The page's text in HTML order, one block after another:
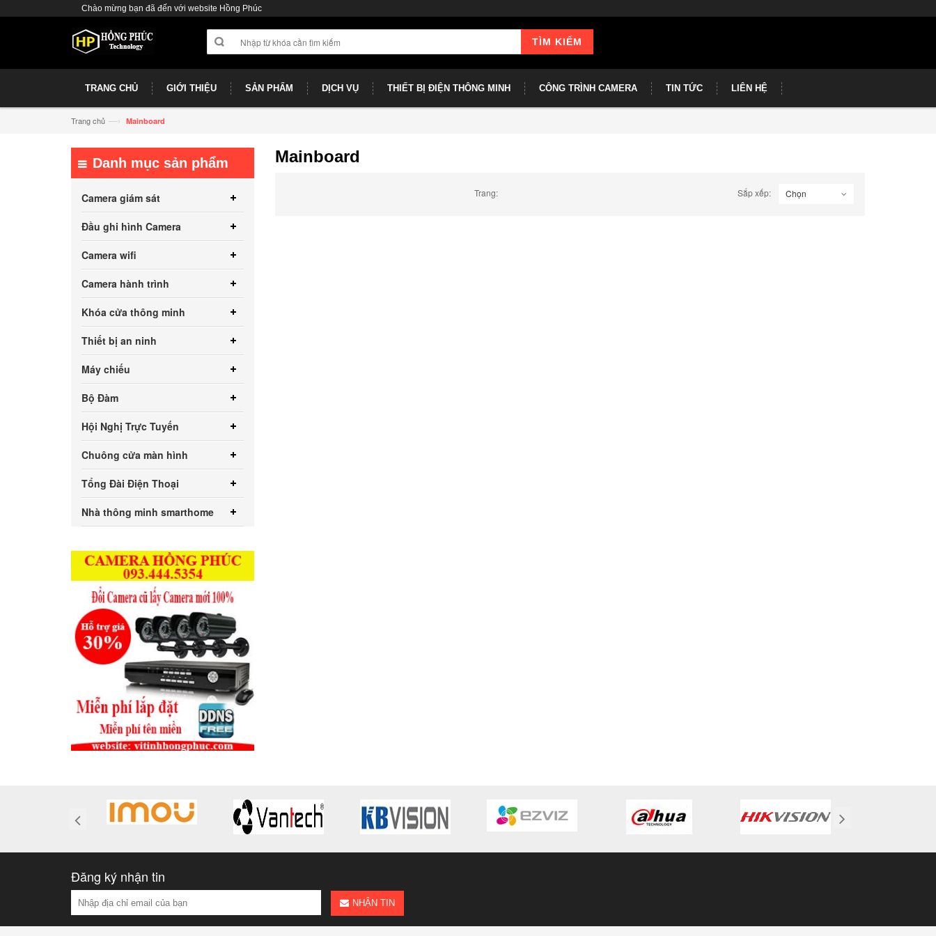
Chào mừng bạn đã đến với website Hồng Phúc
TÌM KIẾM
TRANG CHỦ GIỚI THIỆU SẢN PHẨM DỊCH VỤ THIẾT BỊ ĐIỆN THÔNG MINH CÔNG TRÌNH CAMERA TIN TỨC LIÊN HỆ
Trang chủ —› Mainboard
Mainboard
Sắp xếp: Chọn
Trang:
Danh mục sản phẩm
Camera giám sát
Đầu ghi hình Camera
Camera wifi
Camera hành trình
Khóa cửa thông minh
Thiết bị an ninh
Máy chiếu
Bộ Đàm
Hội Nghị Trực Tuyến
Chuông cửa màn hình
Tổng Đài Điện Thoại
Nhà thông minh smarthome
Đăng ký nhận tin
NHẬN TIN